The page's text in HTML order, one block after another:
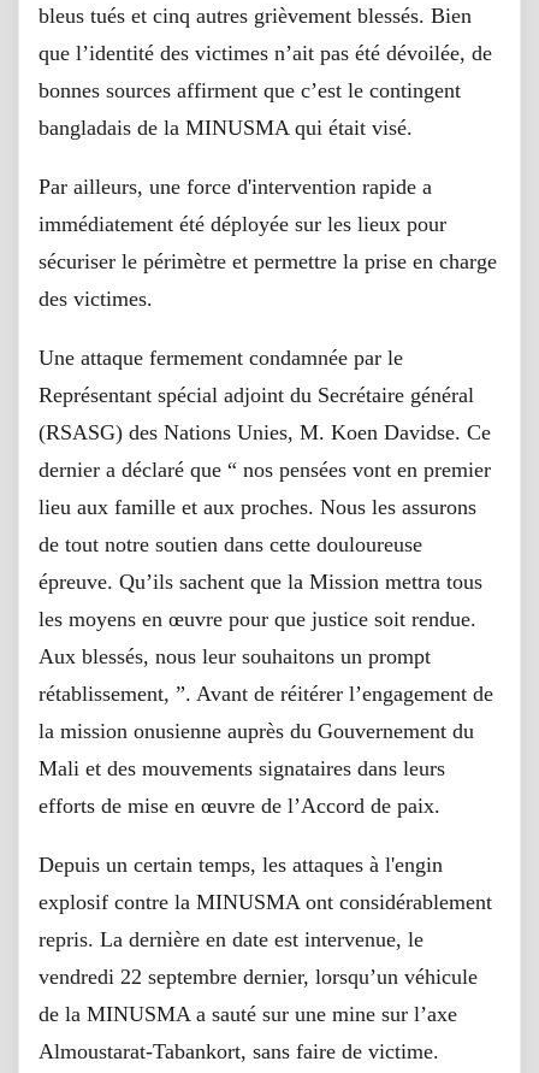
bleus tués et cinq autres grièvement blessés. Bien
que l’identité des victimes n’ait pas été dévoilée, de
bonnes sources affirment que c’est le contingent
bangladais de la MINUSMA qui était visé.
Par ailleurs, une force d'intervention rapide a
immédiatement été déployée sur les lieux pour
sécuriser le périmètre et permettre la prise en charge
des victimes.
Une attaque fermement condamnée par le
Représentant spécial adjoint du Secrétaire général
(RSASG) des Nations Unies, M. Koen Davidse. Ce
dernier a déclaré que “ nos pensées vont en premier
lieu aux famille et aux proches. Nous les assurons
de tout notre soutien dans cette douloureuse
épreuve. Qu’ils sachent que la Mission mettra tous
les moyens en œuvre pour que justice soit rendue.
Aux blessés, nous leur souhaitons un prompt
rétablissement, ”. Avant de réitérer l’engagement de
la mission onusienne auprès du Gouvernement du
Mali et des mouvements signataires dans leurs
efforts de mise en œuvre de l’Accord de paix.
Depuis un certain temps, les attaques à l'engin
explosif contre la MINUSMA ont considérablement
repris. La dernière en date est intervenue, le
vendredi 22 septembre dernier, lorsqu’un véhicule
de la MINUSMA a sauté sur une mine sur l’axe
Almoustarat-Tabankort, sans faire de victime.